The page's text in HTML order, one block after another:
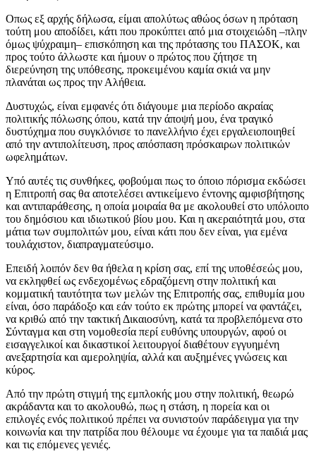
Οπως εξ αρχής δήλωσα, είμαι απολύτως αθώος όσων η πρόταση
τούτη μου αποδίδει, κάτι που προκύπτει από μια στοιχειώδη –πλην
όμως ψύχραιμη– επισκόπηση και της πρότασης του ΠΑΣΟΚ, και
προς τούτο άλλωστε και ήμουν ο πρώτος που ζήτησε τη
διερεύνηση της υπόθεσης, προκειμένου καμία σκιά να μην
πλανάται ως προς την Αλήθεια.
Δυστυχώς, είναι εμφανές ότι διάγουμε μια περίοδο ακραίας
πολιτικής πόλωσης όπου, κατά την άποψή μου, ένα τραγικό
δυστύχημα που συγκλόνισε το πανελλήνιο έχει εργαλειοποιηθεί
από την αντιπολίτευση, προς απόσπαση πρόσκαιρων πολιτικών
ωφελημάτων.
Υπό αυτές τις συνθήκες, φοβούμαι πως το όποιο πόρισμα εκδώσει
η Επιτροπή σας θα αποτελέσει αντικείμενο έντονης αμφισβήτησης
και αντιπαράθεσης, η οποία μοιραία θα με ακολουθεί στο υπόλοιπο
του δημόσιου και ιδιωτικού βίου μου. Και η ακεραιότητά μου, στα
μάτια των συμπολιτών μου, είναι κάτι που δεν είναι, για εμένα
τουλάχιστον, διαπραγματεύσιμο.
Επειδή λοιπόν δεν θα ήθελα η κρίση σας, επί της υποθέσεώς μου,
να εκληφθεί ως ενδεχομένως εδραζόμενη στην πολιτική και
κομματική ταυτότητα των μελών της Επιτροπής σας, επιθυμία μου
είναι, όσο παράδοξο και εάν τούτο εκ πρώτης μπορεί να φαντάζει,
να κριθώ από την τακτική Δικαιοσύνη, κατά τα προβλεπόμενα στο
Σύνταγμα και στη νομοθεσία περί ευθύνης υπουργών, αφού οι
εισαγγελικοί και δικαστικοί λειτουργοί διαθέτουν εγγυημένη
ανεξαρτησία και αμεροληψία, αλλά και αυξημένες γνώσεις και
κύρος.
Από την πρώτη στιγμή της εμπλοκής μου στην πολιτική, θεωρώ
ακράδαντα και το ακολουθώ, πως η στάση, η πορεία και οι
επιλογές ενός πολιτικού πρέπει να συνιστούν παράδειγμα για την
κοινωνία και την πατρίδα που θέλουμε να έχουμε για τα παιδιά μας
και τις επόμενες γενιές.